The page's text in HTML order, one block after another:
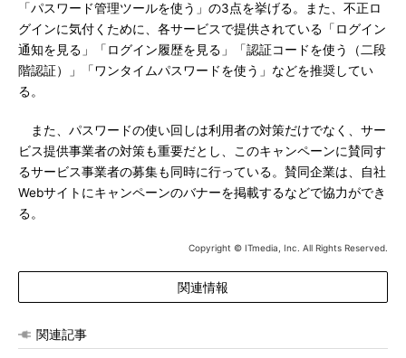
「パスワード管理ツールを使う」の3点を挙げる。また、不正ロ
グインに気付くために、各サービスで提供されている「ログイン
通知を見る」「ログイン履歴を見る」「認証コードを使う（二段
階認証）」「ワンタイムパスワードを使う」などを推奨してい
る。
また、パスワードの使い回しは利用者の対策だけでなく、サー
ビス提供事業者の対策も重要だとし、このキャンペーンに賛同す
るサービス事業者の募集も同時に行っている。賛同企業は、自社
Webサイトにキャンペーンのバナーを掲載するなどで協力ができ
る。
Copyright © ITmedia, Inc. All Rights Reserved.
関連情報
関連記事